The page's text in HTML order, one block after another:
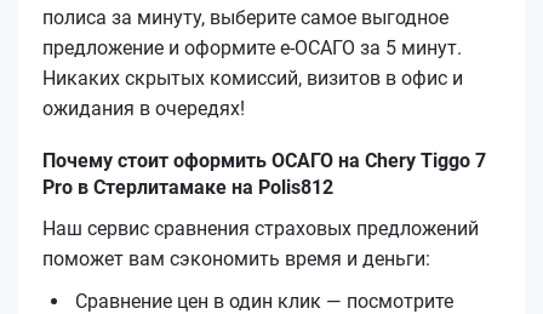
полиса за минуту, выберите самое выгодное
предложение и оформите е‑ОСАГО за 5 минут.
Никаких скрытых комиссий, визитов в офис и
ожидания в очередях!
Почему стоит оформить ОСАГО на Chery Tiggo 7
Pro в Стерлитамаке на Polis812
Наш сервис сравнения страховых предложений
поможет вам сэкономить время и деньги:
Сравнение цен в один клик — посмотрите